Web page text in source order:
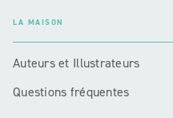
LA MAISON
Auteurs et Illustrateurs
Questions fréquentes